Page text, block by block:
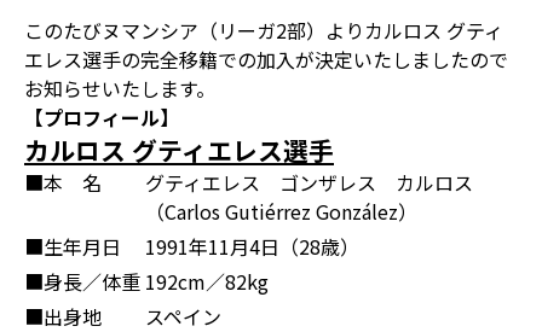
このたびヌマンシア（リーガ2部）よりカルロス グティ
エレス選手の完全移籍での加入が決定いたしましたので
お知らせいたします。
【プロフィール】
カルロス グティエレス選手
■本 名
グティエレス ゴンザレス カルロス
（Carlos Gutiérrez González）
■生年月日
1991年11月4日（28歳）
■身長／体重 192cm／82kg
■出身地
スペイン